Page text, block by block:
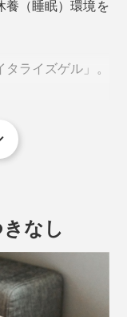
養（睡眠）環境を
ライズゲル」。
覚、浸透（角質
なし